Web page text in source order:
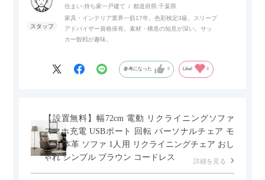
サイドボードとして多目的な用途に対応しています。
また、扉は横方向へのスライド式となっているので開閉時のス
ペースを最小限に抑えられ、省スペースでご利用いただけるの
住まい:持ち家一戸建て 都道府県:千葉県
家具・インテリア業界一筋17年。色彩検定3級、スリープ
アドバイザー資格保有。素材・構造の知見が深い。サッ
カー観戦が趣味。
参考になった 0 Like! 0
【設置無料】幅72cm 電動 リクライニングソファ
スマホ充電 USBポート 回転 パーソナルチェア モ
ダン 本革 ソファ 1人用 リクライニングチェア おし
ゃれ シンプル ブラウン コードレス
詳細を見る